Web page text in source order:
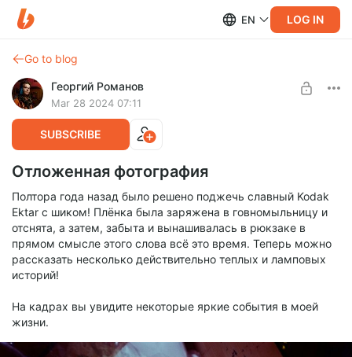
EN LOG IN
Go to blog
Георгий Романов
Mar 28 2024 07:11
SUBSCRIBE
Отложенная фотография
Полтора года назад было решено поджечь славный Kodak
Ektar с шиком! Плёнка была заряжена в говномыльницу и
отснята, а затем, забыта и вынашивалась в рюкзаке в
прямом смысле этого слова всё это время. Теперь можно
рассказать несколько действительно теплых и ламповых
историй!
На кадрах вы увидите некоторые яркие события в моей
жизни.